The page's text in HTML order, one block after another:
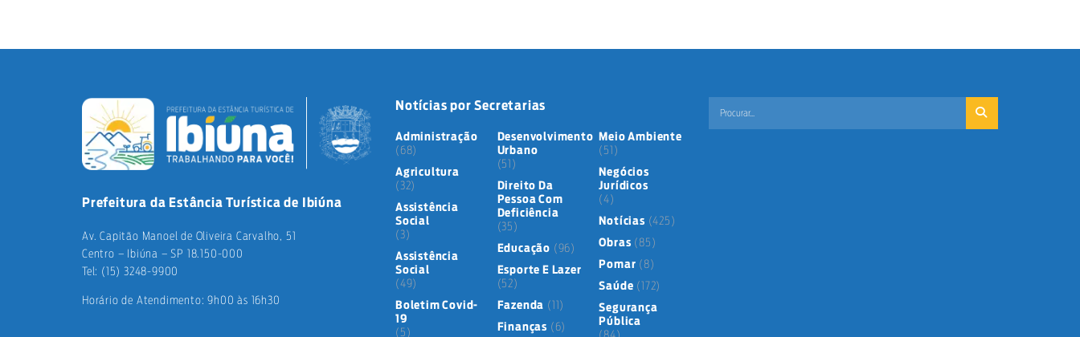
Prefeitura da Estância Turística de Ibiúna
Av. Capitão Manoel de Oliveira Carvalho, 51
Centro – Ibiúna – SP 18.150-000
Tel: (15) 3248-9900
Horário de Atendimento: 9h00 às 16h30
Notícias por Secretarias
Administração
(68)
Agricultura
(32)
Assistência
Social
(3)
Assistência
Social
(49)
Boletim Covid-
19
(5)
Desenvolvimento
Urbano
(51)
Direito Da
Pessoa Com
Deficiência
(35)
Educação (96)
Esporte E Lazer
(52)
Fazenda (11)
Finanças (6)
Meio Ambiente
(51)
Negócios
Jurídicos
(4)
Notícias (425)
Obras (85)
Pomar (8)
Saúde (172)
Segurança
Pública